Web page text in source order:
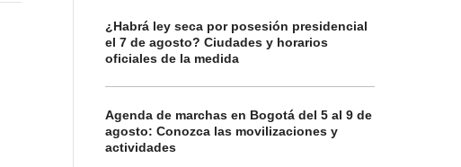
¿Habrá ley seca por posesión presidencial
el 7 de agosto? Ciudades y horarios
oficiales de la medida
Agenda de marchas en Bogotá del 5 al 9 de
agosto: Conozca las movilizaciones y
actividades